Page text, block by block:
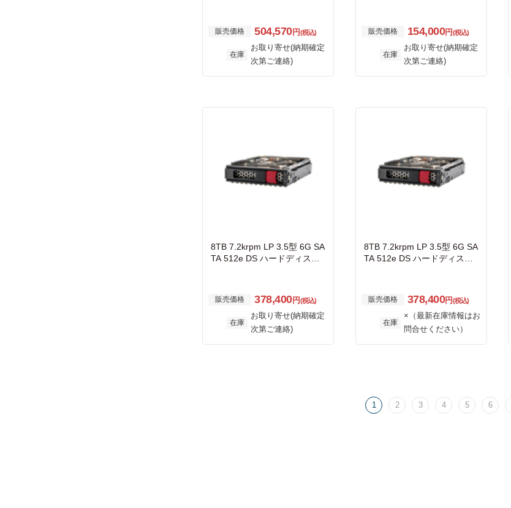
販売価格 504,570円(税込)
在庫
お取り寄せ(納期確定
次第ご連絡)
販売価格 154,000円(税込)
在庫
お取り寄せ(納期確定
次第ご連絡)
8TB 7.2krpm LP 3.5型 6G SA
TA 512e DS ハードディスク
販売価格 378,400円(税込)
在庫
お取り寄せ(納期確定
次第ご連絡)
8TB 7.2krpm LP 3.5型 6G SA
TA 512e DS ハードディスク
販売価格 378,400円(税込)
在庫
×（最新在庫情報はお
問合せください）
1 2 3 4 5 6